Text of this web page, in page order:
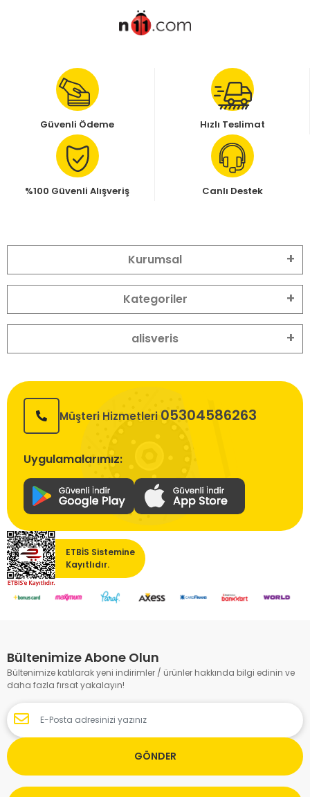
Güvenli Ödeme Hızlı Teslimat
%100 Güvenli Alışveriş Canlı Destek
Kurumsal
Kategoriler
alisveris
Müşteri Hizmetleri 05304586263
Uygulamalarımız:
ETBİS Sistemine
Kayıtlıdır.
Bültenimize Abone Olun
Bültenimize katılarak yeni indirimler / ürünler hakkında bilgi edinin ve
daha fazla fırsat yakalayın!
GÖNDER